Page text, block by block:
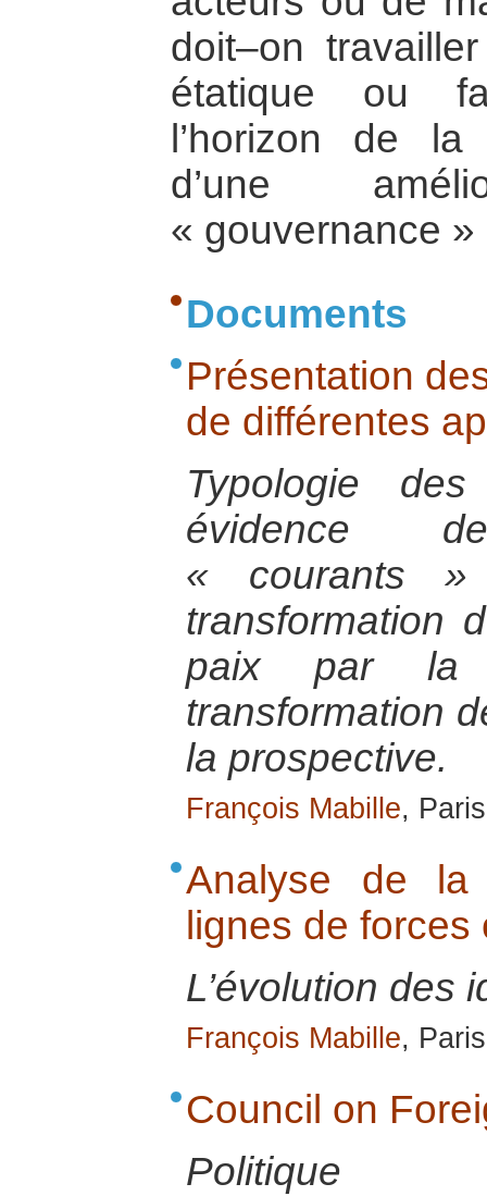
doit–on
étatique ou
l’horizon de
d’une
« gouvernance
Documents
Présentation
de différentes
Typologie
évidence
« courants
transformation
paix par la
transformation
la prospective.
François Mabille,
Analyse de
lignes de
L’évolution des
François Mabille,
Council on
Politique